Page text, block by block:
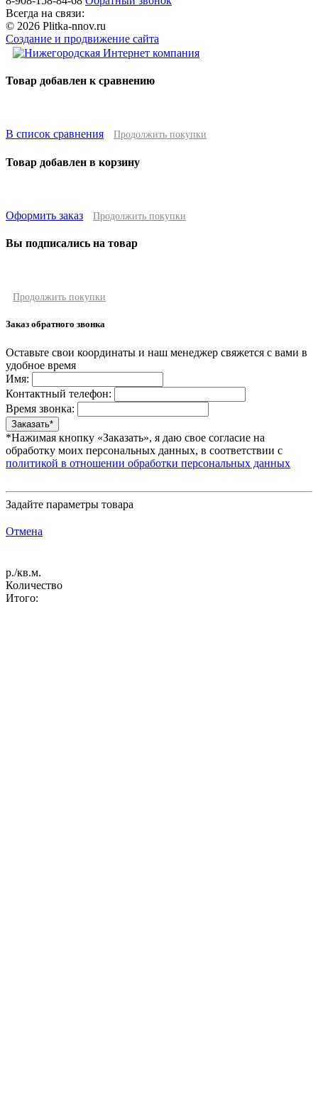
Всегда на связи:
© 2026 Plitka-nnov.ru
Создание и продвижение сайта
Товар добавлен к сравнению
В список сравнения Продолжить покупки
Товар добавлен в корзину
Оформить заказ Продолжить покупки
Вы подписались на товар
Продолжить покупки
Заказ обратного звонка
Оставьте свои координаты и наш менеджер свяжется с вами в
удобное время
Имя:
Контактный телефон:
Время звонка:
*Нажимая кнопку «Заказать», я даю свое согласие на
обработку моих персональных данных, в соответствии с
политикой в отношении обработки персональных данных
Задайте параметры товара
Отмена
р./кв.м.
Количество
Итого: